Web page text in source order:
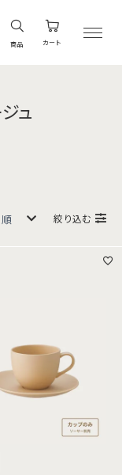
商品 カート
ュ
絞り込む